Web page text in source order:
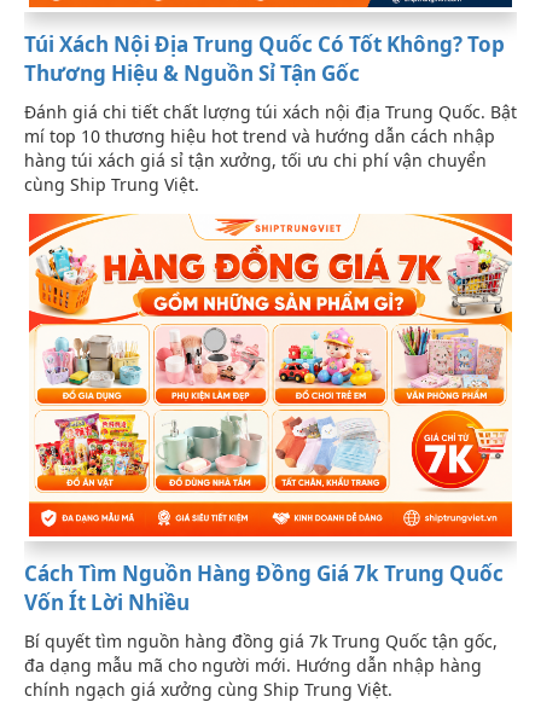
Túi Xách Nội Địa Trung Quốc Có Tốt Không? Top
Thương Hiệu & Nguồn Sỉ Tận Gốc
Đánh giá chi tiết chất lượng túi xách nội địa Trung Quốc. Bật
mí top 10 thương hiệu hot trend và hướng dẫn cách nhập
hàng túi xách giá sỉ tận xưởng, tối ưu chi phí vận chuyển
cùng Ship Trung Việt.
Cách Tìm Nguồn Hàng Đồng Giá 7k Trung Quốc
Vốn Ít Lời Nhiều
Bí quyết tìm nguồn hàng đồng giá 7k Trung Quốc tận gốc,
đa dạng mẫu mã cho người mới. Hướng dẫn nhập hàng
chính ngạch giá xưởng cùng Ship Trung Việt.